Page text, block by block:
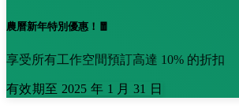
農曆新年特別優惠！🧧
享受所有工作空間預訂高達 10% 的折扣
有效期至 2025 年 1 月 31 日